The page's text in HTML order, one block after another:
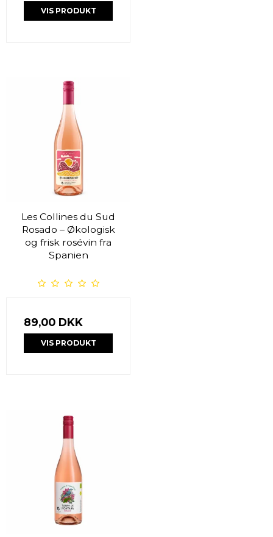
VIS PRODUKT
Les Collines du Sud
Rosado – Økologisk
og frisk rosévin fra
Spanien
89,00 DKK
VIS PRODUKT